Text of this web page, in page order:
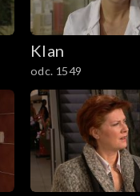
601–700
501–600
401–500
301–400
201–300
Klan
odc. 1549